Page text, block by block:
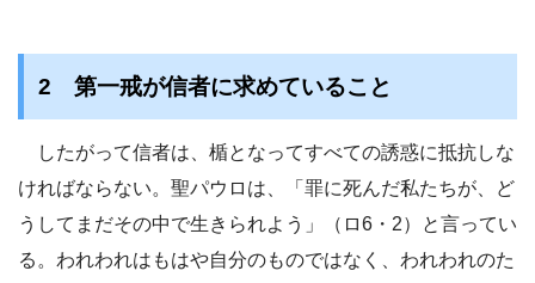
2 第一戒が信者に求めていること
したがって信者は、楯となってすべての誘惑に抵抗しな
ければならない。聖パウロは、「罪に死んだ私たちが、ど
うしてまだその中で生きられよう」（ロ6・2）と言ってい
る。われわれはもはや自分のものではなく、われわれのた